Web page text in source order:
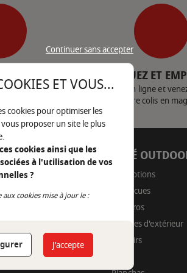
CLIENT CLIQUEZ ET
Achetez en ligne et
votre colis en
DU FEU
22 98 09
un e-mail
CÔTÉ
Promotions
Barbecues
Braseros
Cuisines d'extérieur
Fumoirs
Continuer sans accepter
ET VOUS...
cookies pour optimiser les
proposer un site le plus
cookies ainsi que les
à l'utilisation de vos
?
cookies mise à jour le :
J'accepte